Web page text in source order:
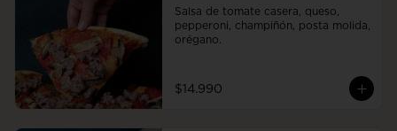
Salsa de tomate casera, queso,
pepperoni, champiñón, posta molida,
orégano.
$14.990